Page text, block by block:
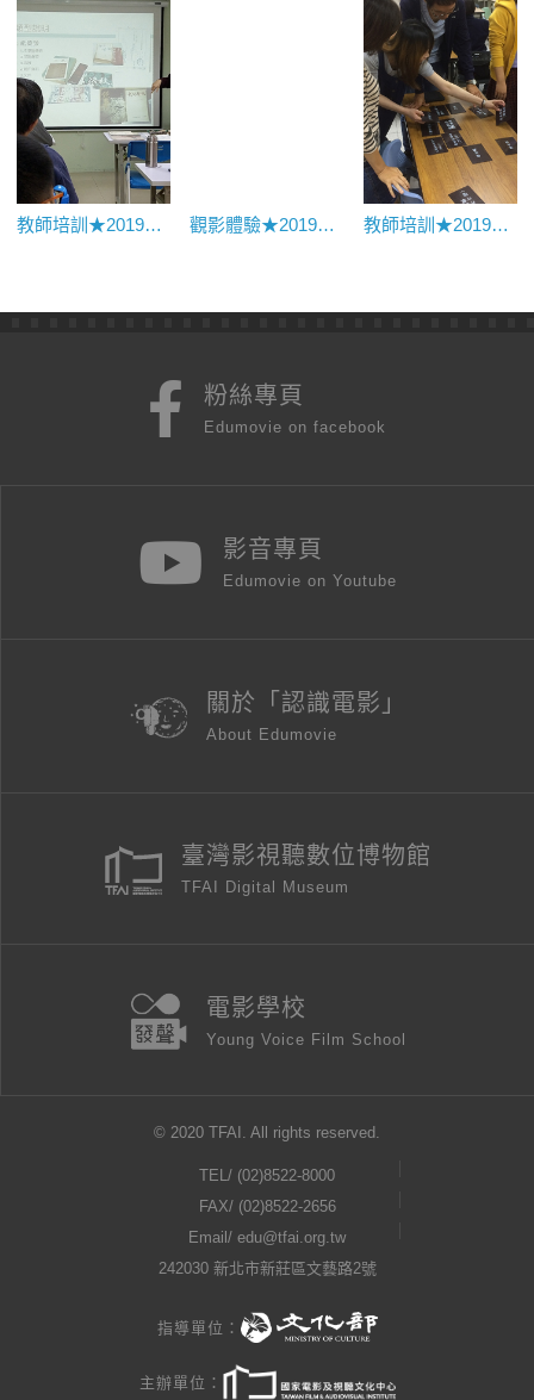
教師培訓★2019中區師資培訓課程紀錄專文 觀影體驗★2019《奧尼熊與沙琳鼠》映後座談｜正義國小 教師培訓★2019南區師資培訓課程紀錄專文
粉絲專頁
Edumovie on facebook
影音專頁
Edumovie on Youtube
關於「認識電影」
About Edumovie
臺灣影視聽數位博物館
TFAI Digital Museum
電影學校
Young Voice Film School
© 2020 TFAI. All rights reserved.
TEL/ (02)8522-8000
FAX/ (02)8522-2656
Email/ edu@tfai.org.tw
242030 新北市新莊區文藝路2號
指導單位：
主辦單位：